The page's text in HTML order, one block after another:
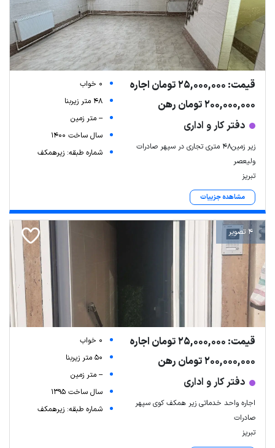
قیمت: 25,000,000 تومان اجاره
200,000,000 تومان رهن
دفتر کار و اداری
زیر زمین۴۸ متری تجاری در سپهر صادرات
ولیعصر
تبریز
مشاهده جزییات
0 خواب
48 متر زیربنا
-- متر زمین
سال ساخت 1400
شماره طبقه: زیرهمکف
4 تصویر
قیمت: 25,000,000 تومان اجاره
200,000,000 تومان رهن
دفتر کار و اداری
اجاره واحد خدماتی زیر همکف کوی سپهر
صادرات
تبریز
0 خواب
50 متر زیربنا
-- متر زمین
سال ساخت 1395
شماره طبقه: زیرهمکف